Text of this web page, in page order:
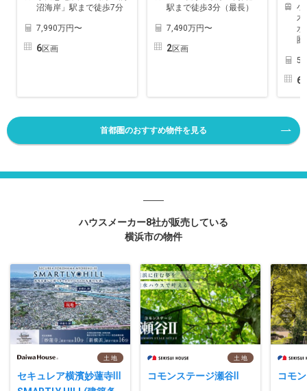
沼海岸」駅まで徒歩7分
7,990万円〜
6区画
駅まで徒歩3分（最長）
7,490万円〜
2区画
小
木
水
圏
66
首都圏のおすすめ物件を見る
ハウスメーカー8社が販売している
横浜市の物件
土 地
セキュレア横濱妙蓮寺Ⅲ
土 地
コモンステージ瀬谷Ⅱ コモ